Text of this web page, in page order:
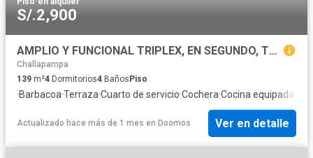
S/.2,900
AMPLIO Y FUNCIONAL TRIPLEX, EN SEGUNDO, TERCER Y CUARTO PISO, CON LA COMODIDAD DE TENER TODOS LOS AMBIENTES DE UNA CASA, COCHERA, ESTUDIO, 04 HABITACIONES, ÁREA DE SERVICIO Y AMPLIA AZOTEA CON VISTA
Challapampa
139 m²4 Dormitorios4 Baños Piso
·Barbacoa·Terraza·Cuarto de servicio·Cochera·Cocina equipada
Actualizado hace más de 1 mes en Doomos Ver en detalle